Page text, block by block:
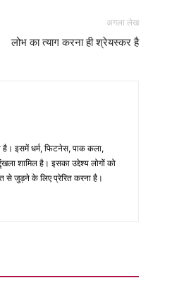
अगला लेख
लोभ का त्याग करना ही श्रेयस्कर है
है। इसमें धर्म, फिटनेस, पाक कला,
शामिल है। इसका उद्देश्य लोगों को
से जुड़ने के लिए प्रेरित करना है।